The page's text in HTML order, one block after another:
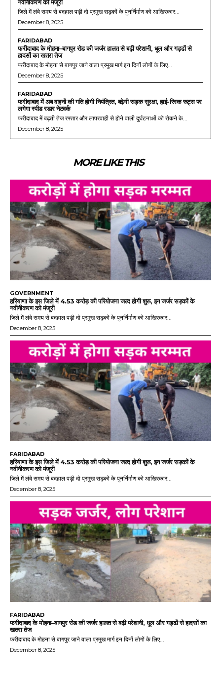
नवीनीकरण को मंजूरी
जिले में लंबे समय से बदहाल पड़ी दो प्रमुख सड़कों के पुनर्निर्माण को आखिरकार...
December 8, 2025
FARIDABAD
फरीदाबाद के मोहना–बागपुर रोड की जर्जर हालत से बढ़ी परेशानी, धूल और गड्ढों से
हादसों का खतरा तेज
फरीदाबाद के मोहना से बागपुर जाने वाला प्रमुख मार्ग इन दिनों लोगों के लिए...
December 8, 2025
FARIDABAD
फरीदाबाद में अब वाहनों की गति होगी नियंत्रित, बढ़ेगी सड़क सुरक्षा, हाई-रिस्क रूट्स पर
लगेगा स्पीड रडार नेटवर्क
फरीदाबाद में बढ़ती तेज रफ्तार और लापरवाही से होने वाली दुर्घटनाओं को रोकने के...
December 8, 2025
MORE LIKE THIS
GOVERNMENT
हरियाणा के इस जिले में 4.53 करोड़ की परियोजना जल्द होगी शुरू, इन जर्जर सड़कों के
नवीनीकरण को मंजूरी
जिले में लंबे समय से बदहाल पड़ी दो प्रमुख सड़कों के पुनर्निर्माण को आखिरकार...
December 8, 2025
FARIDABAD
हरियाणा के इस जिले में 4.53 करोड़ की परियोजना जल्द होगी शुरू, इन जर्जर सड़कों के
नवीनीकरण को मंजूरी
जिले में लंबे समय से बदहाल पड़ी दो प्रमुख सड़कों के पुनर्निर्माण को आखिरकार...
December 8, 2025
FARIDABAD
फरीदाबाद के मोहना–बागपुर रोड की जर्जर हालत से बढ़ी परेशानी, धूल और गड्ढों से हादसों का
खतरा तेज
फरीदाबाद के मोहना से बागपुर जाने वाला प्रमुख मार्ग इन दिनों लोगों के लिए...
December 8, 2025